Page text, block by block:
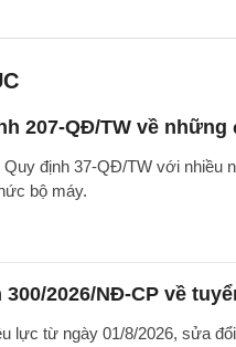
207-QĐ/TW về
định 37-QĐ/TW với
bộ máy.
2026/NĐ-CP về
lực từ ngày 01/8/2026, sửa